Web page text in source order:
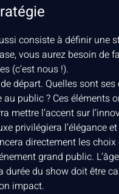
consiste à définir
vous aurez besoin de
(c’est nous !).
départ. Quelles sont
public ? Ces éléments
mettre l’accent sur
privilégiera l’élégance
directement les
grand public.
du show doit être
impact.